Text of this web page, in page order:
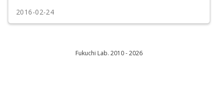
2016-02-24
Fukuchi Lab. 2010 - 2026